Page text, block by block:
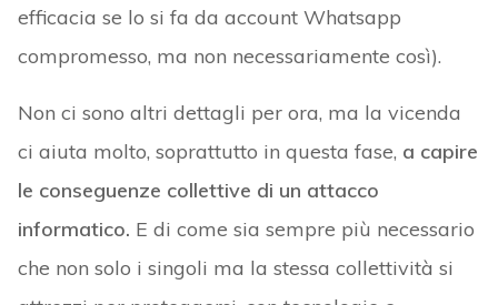
efficacia se lo si fa da account Whatsapp
compromesso, ma non necessariamente così).
Non ci sono altri dettagli per ora, ma la vicenda
ci aiuta molto, soprattutto in questa fase, a capire
le conseguenze collettive di un attacco
informatico. E di come sia sempre più necessario
che non solo i singoli ma la stessa collettività si